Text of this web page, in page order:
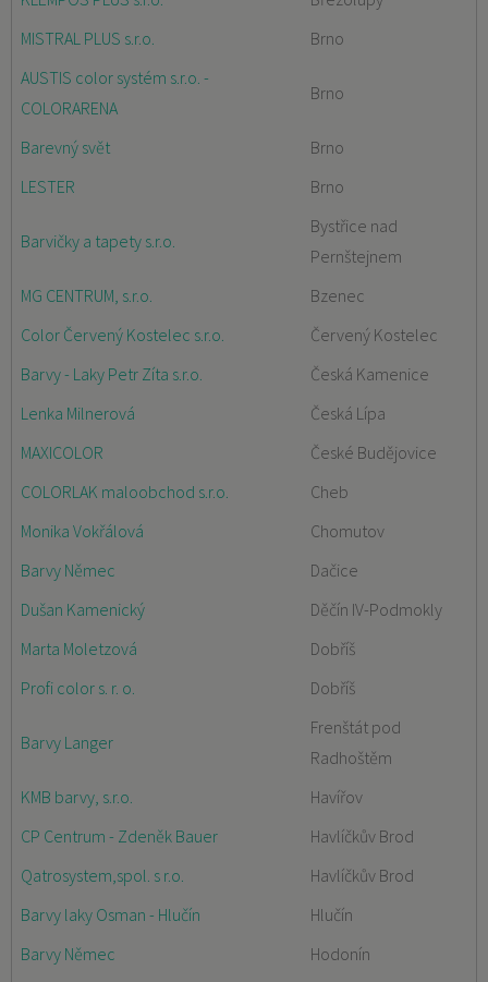
MISTRAL PLUS s.r.o.
Brno
AUSTIS color systém s.r.o. -
COLORARENA
Brno
Barevný svět
Brno
LESTER
Brno
Barvičky a tapety s.r.o.
Bystřice nad
Pernštejnem
MG CENTRUM, s.r.o.
Bzenec
Color Červený Kostelec s.r.o.
Červený Kostelec
Barvy - Laky Petr Zíta s.r.o.
Česká Kamenice
Lenka Milnerová
Česká Lípa
MAXICOLOR
České Budějovice
COLORLAK maloobchod s.r.o.
Cheb
Monika Vokřálová
Chomutov
Barvy Němec
Dačice
Dušan Kamenický
Děčín IV-Podmokly
Marta Moletzová
Dobříš
Profi color s. r. o.
Dobříš
Barvy Langer
Frenštát pod
Radhoštěm
KMB barvy, s.r.o.
Havířov
CP Centrum - Zdeněk Bauer
Havlíčkův Brod
Qatrosystem,spol. s r.o.
Havlíčkův Brod
Barvy laky Osman - Hlučín
Hlučín
Barvy Němec
Hodonín